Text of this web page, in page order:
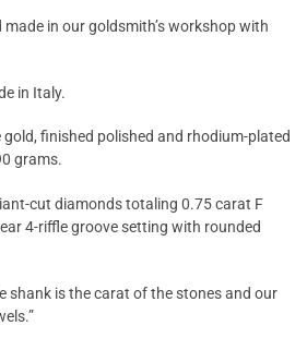
in our goldsmith’s workshop with
in Italy.
finished polished and rhodium-plated
grams.
cut diamonds totaling 0.75 carat F
4-riffle groove setting with rounded
shank is the carat of the stones and our